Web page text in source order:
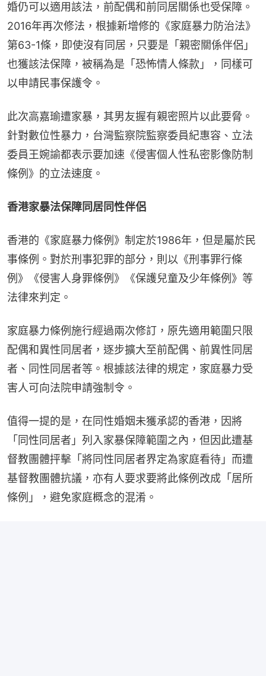
婚仍可以適用該法，前配偶和前同居關係也受保障。
2016年再次修法，根據新增修的《家庭暴力防治法》
第63-1條，即使沒有同居，只要是「親密關係伴侶」
也獲該法保障，被稱為是「恐怖情人條款」，同樣可
以申請民事保護令。
此次高嘉瑜遭家暴，其男友握有親密照片以此要脅。
針對數位性暴力，台灣監察院監察委員紀惠容、立法
委員王婉諭都表示要加速《侵害個人性私密影像防制
條例》的立法速度。
香港家暴法保障同居同性伴侶
香港的《家庭暴力條例》制定於1986年，但是屬於民
事條例。對於刑事犯罪的部分，則以《刑事罪行條
例》《侵害人身罪條例》《保護兒童及少年條例》等
法律來判定。
家庭暴力條例施行經過兩次修訂，原先適用範圍只限
配偶和異性同居者，逐步擴大至前配偶、前異性同居
者、同性同居者等。根據該法律的規定，家庭暴力受
害人可向法院申請強制令。
值得一提的是，在同性婚姻未獲承認的香港，因將
「同性同居者」列入家暴保障範圍之內，但因此遭基
督教團體抨擊「將同性同居者界定為家庭看待」而遭
基督教團體抗議，亦有人要求要將此條例改成「居所
條例」，避免家庭概念的混淆。